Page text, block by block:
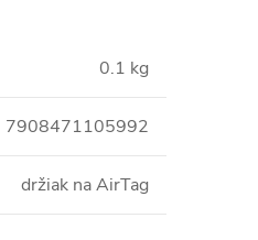
0.1 kg
7908471105992
držiak na AirTag